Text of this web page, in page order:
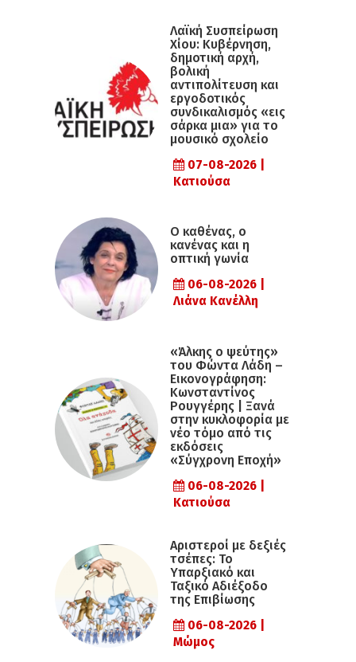
Λαϊκή Συσπείρωση
Χίου: Κυβέρνηση,
δημοτική αρχή,
βολική
αντιπολίτευση και
εργοδοτικός
συνδικαλισμός «εις
σάρκα μια» για το
μουσικό σχολείο
07-08-2026 |
Κατιούσα
Ο καθένας, ο
κανένας και η
οπτική γωνία
06-08-2026 |
Λιάνα Κανέλλη
«Άλκης ο ψεύτης»
του Φώντα Λάδη –
Εικονογράφηση:
Κωνσταντίνος
Ρουγγέρης | Ξανά
στην κυκλοφορία με
νέο τόμο από τις
εκδόσεις
«Σύγχρονη Εποχή»
06-08-2026 |
Κατιούσα
Αριστεροί με δεξιές
τσέπες: Το
Υπαρξιακό και
Ταξικό Αδιέξοδο
της Επιβίωσης
06-08-2026 |
Μώμος